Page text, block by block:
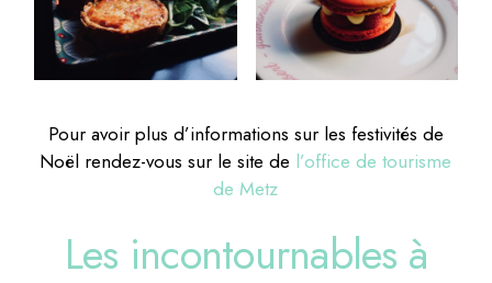
Pour avoir plus d’informations sur les festivités de
Noël rendez-vous sur le site de l’office de tourisme
de Metz
Les incontournables à